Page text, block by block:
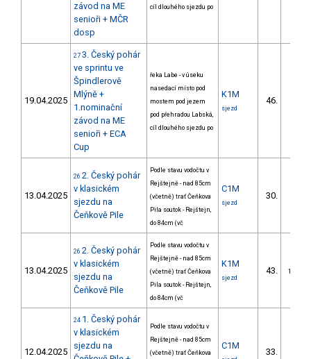
závod na ME
senioři + MČR
dosp
cíl dlouhého sjezdu po
19.04.2025
27 3. Český pohár
ve sprintu ve
Špindlerově
Mlýně +
1.nominační
závod na ME
senioři + ECA
Cup
řeka Labe - v úseku
nasedací místo pod
mostem pod jezem
pod přehradou Labská,
cíl dlouhého sjezdu po
K1M
sjezd
46.
13.04.2025
26 2. Český pohár
v klasickém
sjezdu na
Čeňkově Pile
Podle stavu vodočtu v
Rejštejně - nad 85cm
(včetně) trať Čeňkova
Pila soutok - Rejštejn,
do 84cm (vč
C1M
sjezd
30.
13.04.2025
26 2. Český pohár
v klasickém
sjezdu na
Čeňkově Pile
Podle stavu vodočtu v
Rejštejně - nad 85cm
(včetně) trať Čeňkova
Pila soutok - Rejštejn,
do 84cm (vč
K1M
sjezd
43. 10/DM
12.04.2025
24 1. Český pohár
v klasickém
sjezdu na
Podle stavu vodočtu v
Rejštejně - nad 85cm
(včetně) trať Čeňkova
C1M
33.